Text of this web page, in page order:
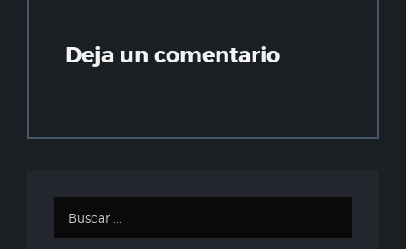
Deja un comentario